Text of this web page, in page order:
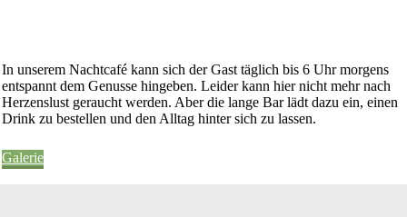
In unserem Nachtcafé kann sich der Gast täglich bis 6 Uhr morgens
entspannt dem Genusse hingeben. Leider kann hier nicht mehr nach
Herzenslust geraucht werden. Aber die lange Bar lädt dazu ein, einen
Drink zu bestellen und den Alltag hinter sich zu lassen.
Galerie